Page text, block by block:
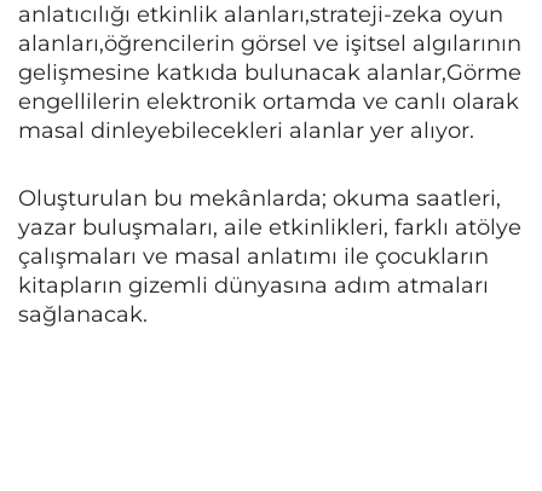
anlatıcılığı etkinlik alanları,strateji-zeka oyun
alanları,öğrencilerin görsel ve işitsel algılarının
gelişmesine katkıda bulunacak alanlar,Görme
engellilerin elektronik ortamda ve canlı olarak
masal dinleyebilecekleri alanlar yer alıyor.
Oluşturulan bu mekânlarda; okuma saatleri,
yazar buluşmaları, aile etkinlikleri, farklı atölye
çalışmaları ve masal anlatımı ile çocukların
kitapların gizemli dünyasına adım atmaları
sağlanacak.